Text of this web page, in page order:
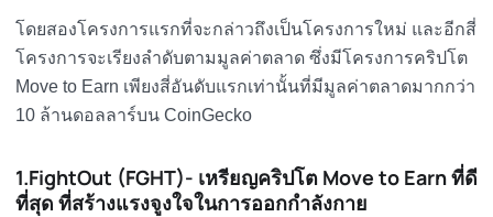
โดยสองโครงการแรกที่จะกล่าวถึงเป็นโครงการใหม่ และอีกสี่
โครงการจะเรียงลำดับตามมูลค่าตลาด ซึ่งมีโครงการคริปโต
Move to Earn เพียงสี่อันดับแรกเท่านั้นที่มีมูลค่าตลาดมากกว่า
10 ล้านดอลลาร์บน CoinGecko
1.FightOut (FGHT)- เหรียญคริปโต Move to Earn ที่ดี
ที่สุด ที่สร้างแรงจูงใจในการออกกำลังกาย